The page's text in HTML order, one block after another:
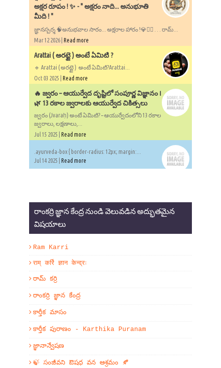
అక్షర రూపం ! ✨ - ​" అక్షరం నాది... అనుభూతి
మీది ! "
జ్ఞానస్పర్శ 🧠అనుభవాల సారం... అక్షరాల హారం !💎✍🏻 . . . రామ్...
Mar 12 2026 | Read more
Arattai ( అరట్టై ) అంటే ఏమిటి ?
🔹 Arattai ( అరట్టై ) అంటే ఏమిటి?Arattai...
Oct 03 2025 | Read more
🔥 జ్వరం – ఆయుర్వేద దృష్టిలో సంపూర్ణ విజ్ఞానం ౹
🌿 13 రకాల జ్వరాలకు ఆయుర్వేద చికిత్సలు
జ్వరం (Jvaraḥ) అంటే ఏమిటి? – ఆయుర్వేదంలోని 13 రకాల
జ్వరాలు, లక్షణాలు,...
Jul 15 2025 | Read more
.ayurveda-box { border-radius: 12px; margin:...
Jul 14 2025 | Read more
రాంకర్రి జ్ఞాన కేంద్ర నుండి వెలువడిన అద్భుతమైన
విషయాలు
Ram Karri
राम् कर्रि ज्ञान केन्द्रः
రామ్ కర్రి
రాంకర్రి జ్ఞాన కేంద్ర
కార్తీక మాసం
కార్తీక పురాణం - Karthika Puranam
జ్ఞానాన్వేషణ
🍃 సంజీవని ఔషధ వన ఆశ్రమం 🍂